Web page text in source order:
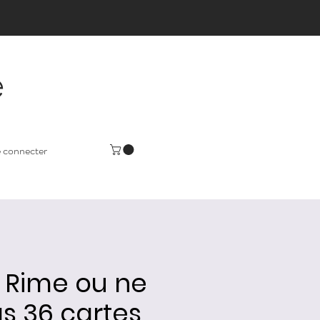
connecter
ou ne